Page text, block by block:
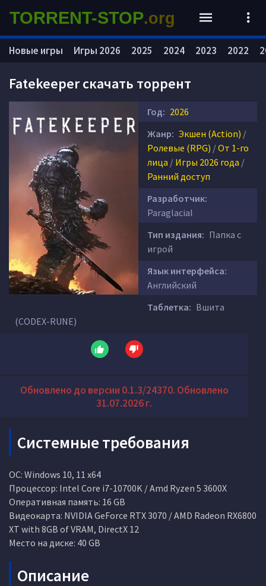
Fatekeeper скачать торрент
Год: 2026
Жанр: Экшен (Action) /
Ролевые (RPG) /От 1-го
лица / Игры 2026 года /
Ранний доступ
Разработчик:
Paraglacial
Тип издания: Папка с
игрой
Язык интерфейса:
Английский
Таблетка: Вшита
(CODEX-RUNE)
Обновлено до версии 0.1.3/24370. Обновлено
31.07.2026 г.
Системные требования
ОС: Windows 10, 11 x64
Процессор: Intel Core i7-10700K / Amd Ryzen 5 3600X
Оперативная память: 16 GB
Видеокарта: NVIDIA GeForce RTX 3070 / AMD Radeon RX6800
XT with 8GB of VRAM, DirectX 12
Место на диске: 40 GB
Описание
Новые игры Игры 2026 2025 2024 2023 2022
TORRENT-STOP.org